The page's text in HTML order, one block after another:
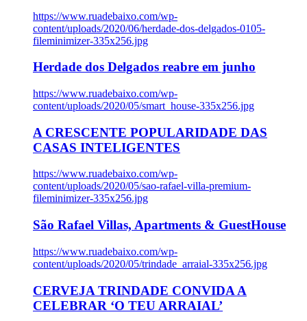
https://www.ruadebaixo.com/wp-
content/uploads/2020/06/herdade-dos-delgados-0105-
fileminimizer-335x256.jpg
Herdade dos Delgados reabre em junho
https://www.ruadebaixo.com/wp-
content/uploads/2020/05/smart_house-335x256.jpg
A CRESCENTE POPULARIDADE DAS
CASAS INTELIGENTES
https://www.ruadebaixo.com/wp-
content/uploads/2020/05/sao-rafael-villa-premium-
fileminimizer-335x256.jpg
São Rafael Villas, Apartments & GuestHouse
https://www.ruadebaixo.com/wp-
content/uploads/2020/05/trindade_arraial-335x256.jpg
CERVEJA TRINDADE CONVIDA A
CELEBRAR ‘O TEU ARRAIAL’